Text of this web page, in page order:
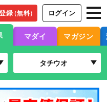
録（無料） ログイン
マダイ マガジン
タチウオ